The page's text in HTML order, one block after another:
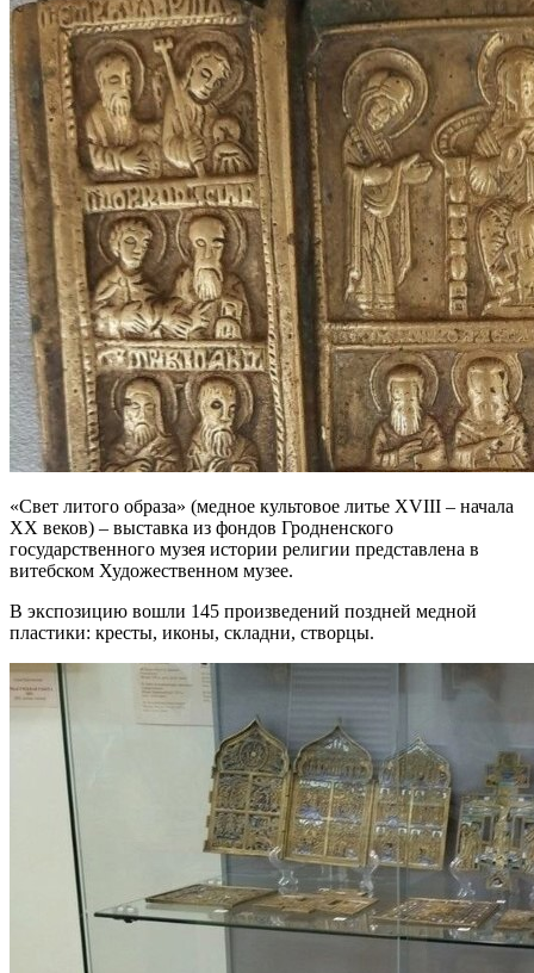
«Свет литого образа» (медное культовое литье XVIII – начала
XX веков) – выставка из фондов Гродненского
государственного музея истории религии представлена в
витебском Художественном музее.
В экспозицию вошли 145 произведений поздней медной
пластики: кресты, иконы, складни, створцы.